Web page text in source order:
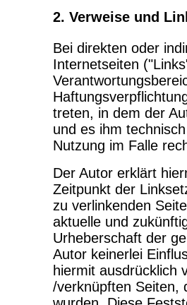
2. Verweise und
Bei direkten oder
Internetseiten
treten, in dem der
und es ihm
Nutzung im Falle
Der Autor erklärt
Zeitpunkt der
zu verlinkenden
aktuelle und
Urheberschaft der
Autor keinerlei
hiermit ausdrücklich
/verknüpften Seiten,